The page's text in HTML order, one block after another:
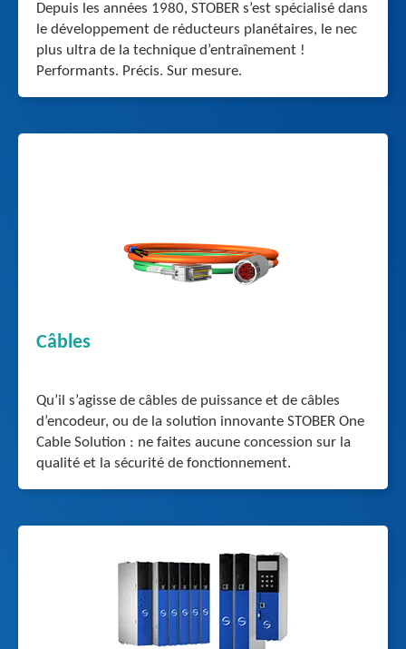
Depuis les années 1980, STOBER s’est spécialisé dans
le développement de réducteurs planétaires, le nec
plus ultra de la technique d’entraînement !
Performants. Précis. Sur mesure.
Câbles
Qu’il s’agisse de câbles de puissance et de câbles
d’encodeur, ou de la solution innovante STOBER One
Cable Solution : ne faites aucune concession sur la
qualité et la sécurité de fonctionnement.